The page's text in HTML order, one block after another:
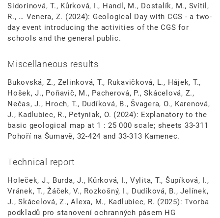
Sidorinová, T., Kůrková, I., Handl, M., Dostalík, M., Svítil,
R., … Venera, Z. (2024): Geological Day with CGS - a two-
day event introducing the activities of the CGS for
schools and the general public.
Miscellaneous results
Bukovská, Z., Zelinková, T., Rukavičková, L., Hájek, T.,
Hošek, J., Poňavič, M., Pacherová, P., Skácelová, Z.,
Nečas, J., Hroch, T., Dudíková, B., Švagera, O., Karenová,
J., Kadlubiec, R., Petyniak, O. (2024): Explanatory to the
basic geological map at 1 : 25 000 scale; sheets 33-311
Pohoří na Šumavě, 32-424 and 33-313 Kamenec.
Technical report
Holeček, J., Burda, J., Kůrková, I., Vylita, T., Šupíková, I.,
Vránek, T., Žáček, V., Rozkošný, I., Dudíková, B., Jelínek,
J., Skácelová, Z., Alexa, M., Kadlubiec, R. (2025): Tvorba
podkladů pro stanovení ochranných pásem HG